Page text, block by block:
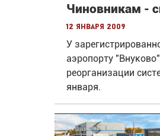
Чиновникам -
12 января 2009
У
аэропорту
реорганизации
января.